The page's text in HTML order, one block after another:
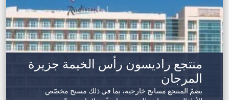
والكرة الطائرة. سيستمتع الأطفال بتطيير الطائرات
الورقية، وتعلّم رقصة السالسا والعزف على الكاليمبا،
وهي آلة موسيقية زمبابوية تقليدية. تتوفّر أيضاً مجموعة
لا تُعدّ ولا تُحصى من أنشطة اليقظة الذهبية على غرار
اليوغا عند شروق الشمس، والرماية، وصناعة الخزف
والتطريز اليدوي.
منتجع راديسون رأس الخيمة جزيرة
المرجان
يضمّ المنتجع مسابح خارجية، بما في ذلك مسبح مخصّص